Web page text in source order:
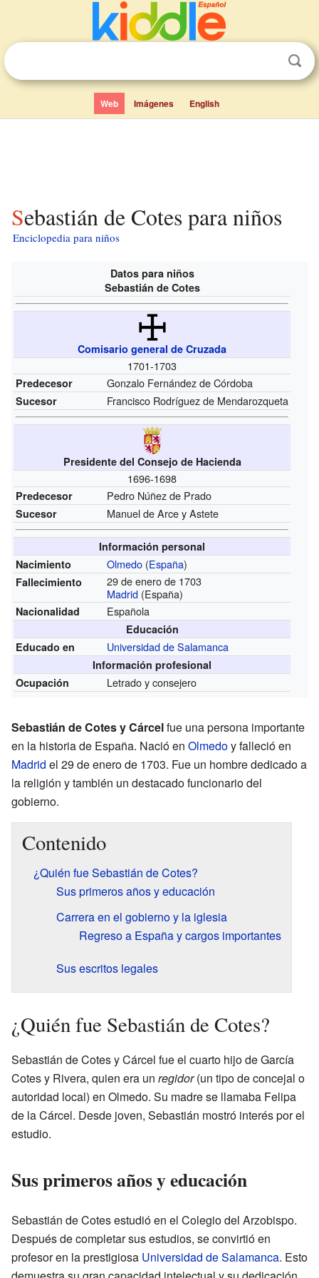
Web Imágenes English
Sebastián de Cotes para niños
Enciclopedia para niños
Datos para niños
Sebastián de Cotes
Comisario general de Cruzada
1701-1703
Predecesor Gonzalo Fernández de Córdoba
Sucesor Francisco Rodríguez de Mendarozqueta
Presidente del Consejo de Hacienda
1696-1698
Predecesor Pedro Núñez de Prado
Sucesor Manuel de Arce y Astete
Información personal
Nacimiento
Olmedo (España)
Fallecimiento
29 de enero de 1703
Madrid (España)
Nacionalidad Española
Educación
Educado en
Universidad de Salamanca
Información profesional
Ocupación
Letrado y consejero
Sebastián de Cotes y Cárcelfue una persona importante
en la historia de España. Nació en Olmedoy falleció en
Madrid el 29 de enero de 1703. Fue un hombre dedicado a
la religión y también un destacado funcionario del
gobierno.
Contenido
¿Quién fue Sebastián de Cotes?
Sus primeros años y educación
Carrera en el gobierno y la iglesia
Regreso a España y cargos importantes
Sus escritos legales
¿Quién fue Sebastián de Cotes?
Sebastián de Cotes y Cárcel fue el cuarto hijo de García
Cotes y Rivera, quien era un regidor(un tipo de concejal o
autoridad local) en Olmedo. Su madre se llamaba Felipa
de la Cárcel. Desde joven, Sebastián mostró interés por el
estudio.
Sus primeros años y educación
Sebastián de Cotes estudió en el Colegio del Arzobispo.
Después de completar sus estudios, se convirtió en
profesor en la prestigiosa Universidad de Salamanca. Esto